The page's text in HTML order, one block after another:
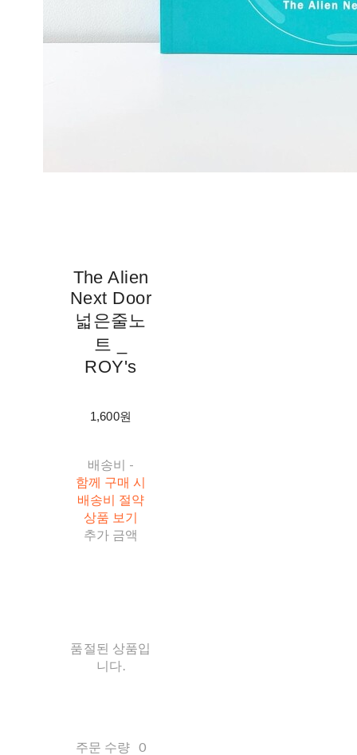
The Alien
Next Door
넓은줄노
트 _
ROY's
1,600원
배송비 -
함께 구매 시
배송비 절약
상품 보기
추가 금액
품절된 상품입
니다.
주문 수량 0